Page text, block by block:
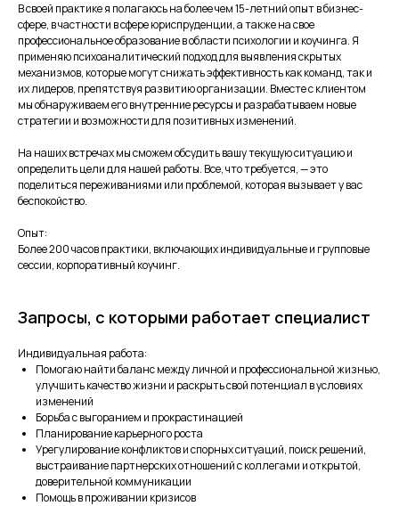
В своей практике я полагаюсь на более чем 15-летний опыт в бизнес-
сфере, в частности в сфере юриспруденции, а также на свое
профессиональное образование в области психологии и коучинга. Я
применяю психоаналитический подход для выявления скрытых
механизмов, которые могут снижать эффективность как команд, так и
их лидеров, препятствуя развитию организации. Вместе с клиентом
мы обнаруживаем его внутренние ресурсы и разрабатываем новые
стратегии и возможности для позитивных изменений.
На наших встречах мы сможем обсудить вашу текущую ситуацию и
определить цели для нашей работы. Все, что требуется, — это
поделиться переживаниями или проблемой, которая вызывает у вас
беспокойство.
Опыт:
Более 200 часов практики, включающих индивидуальные и групповые
сессии, корпоративный коучинг.
Запросы, с которыми работает специалист
Индивидуальная работа:
Помогаю найти баланс между личной и профессиональной жизнью,
улучшить качество жизни и раскрыть свой потенциал в условиях
изменений
Борьба с выгоранием и прокрастинацией
Планирование карьерного роста
Урегулирование конфликтов и спорных ситуаций, поиск решений,
выстраивание партнерских отношений с коллегами и открытой,
доверительной коммуникации
Помощь в проживании кризисов